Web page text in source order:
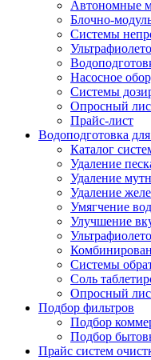
Автономные
Блочно-
Системы
Насосное
Системы
Опросный
Прайс-лист
Водоподготовка
Каталог
Удаление
Удаление
Удаление
Умягчение
Улучшение
Системы
Соль
Опросный
Подбор фильтров
Подбор
Подбор
Прайс систем